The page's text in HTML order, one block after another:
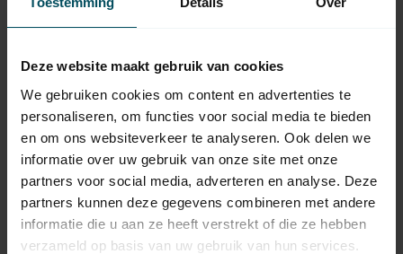
Deze website maakt gebruik van cookies
We gebruiken cookies om content en advertenties te
personaliseren, om functies voor social media te bieden
en om ons websiteverkeer te analyseren. Ook delen we
informatie over uw gebruik van onze site met onze
partners voor social media, adverteren en analyse. Deze
partners kunnen deze gegevens combineren met andere
informatie die u aan ze heeft verstrekt of die ze hebben
verzameld op basis van uw gebruik van hun services.
235,95
Somfy RS100 io
fluisterstille rolluikmotor
Op voorraad
SOMFY
Somfy RDO CSI LT50
buismotor met
noodhandbediening
Op voorraad
249,95